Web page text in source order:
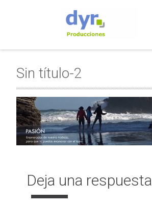
Sin título-2
Deja una respuesta